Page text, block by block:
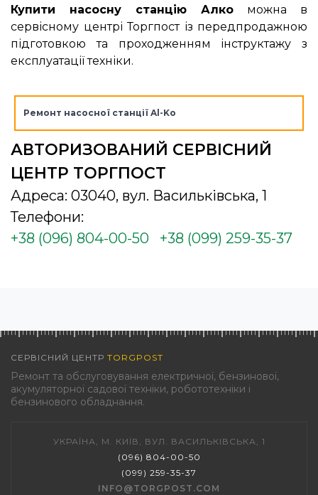
Купити насосну станцію Алко можна в
сервісному центрі Торгпост із передпродажною
підготовкою та проходженням інструктажу з
експлуатації техніки.
Ремонт насосної станції Al-Ko
АВТОРИЗОВАНИЙ СЕРВІСНИЙ
ЦЕНТР ТОРГПОСТ
Адреса: 03040, вул. Васильківська, 1
Телефони:
+38 (096) 804-00-50
+38 (099) 259-35-37
СЕРВІСНИЙ ЦЕНТР TORGPOST
Ремонт та обслуговування електричної, бензинової,
акумуляторної садової техніки, робототехніки і
бензинового обладнання.
УКРАЇНА, М. КИЇВ, ВУЛ. ВАСИЛЬКІВСЬКА, 1
(096) 804-00-50
(099) 259-35-37
INFO@TORGPOST.COM